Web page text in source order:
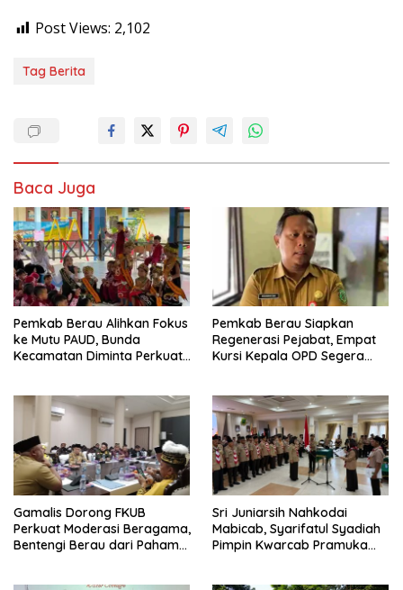
Post Views: 2,102
Tag Berita
Baca Juga
Pemkab Berau Alihkan Fokus
ke Mutu PAUD, Bunda
Kecamatan Diminta Perkuat
Pemkab Berau Siapkan
Regenerasi Pejabat, Empat
Kursi Kepala OPD Segera
Gamalis Dorong FKUB
Perkuat Moderasi Beragama,
Bentengi Berau dari Paham
Sri Juniarsih Nahkodai
Mabicab, Syarifatul Syadiah
Pimpin Kwarcab Pramuka